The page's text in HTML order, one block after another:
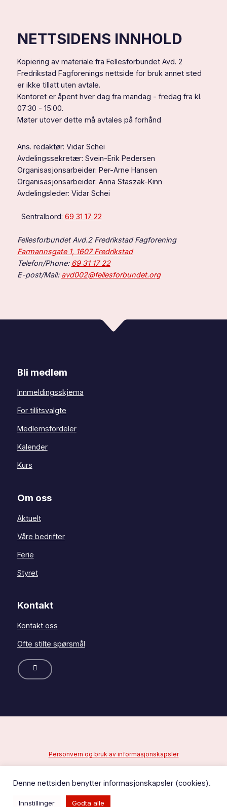
deg
NETTSIDENS INNHOLD
Kopiering av materiale fra Fellesforbundet Avd. 2
Fredrikstad Fagforenings nettside for bruk annet sted
er ikke tillatt uten avtale.
Kontoret er åpent hver dag fra mandag - fredag fra kl.
07:30 - 15:00.
Møter utover dette må avtales på forhånd
Ans. redaktør: Vidar Schei
Avdelingssekretær: Svein-Erik Pedersen
Organisasjonsarbeider: Per-Arne Hansen
Organisasjonsarbeider: Anna Staszak-Kinn
Avdelingsleder: Vidar Schei
Sentralbord: 69 31 17 22
Fellesforbundet Avd.2 Fredrikstad Fagforening
Farmannsgate 1, 1607 Fredrikstad
Telefon/Phone: 69 31 17 22
E-post/Mail: avd002@fellesforbundet.org
Bli medlem
Innmeldingsskjema
For tillitsvalgte
Medlemsfordeler
Kalender
Kurs
Om oss
Aktuelt
Våre bedrifter
Ferie
Styret
Kontakt
Kontakt oss
Ofte stilte spørsmål
Personvern og bruk av informasjonskapsler
fagforening
Denne nettsiden benytter informasjonskapsler (cookies).
Innstillinger Godta alle